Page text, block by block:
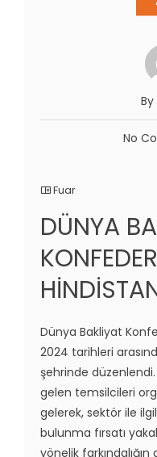
No
Fuar
DÜNYA
Dünya Bakliyat
2024 tarihleri
şehrinde
gelen temsilcileri
gelerek, sektör ile
bulunma fırsatı
yönelik farkındalığın